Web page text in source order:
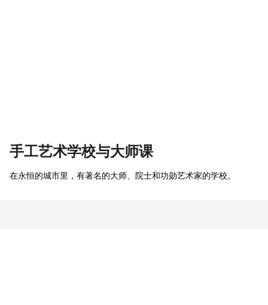
手工艺术学校与大师课
在永恒的城市里，有著名的大师、院士和功勋艺术家的学校。